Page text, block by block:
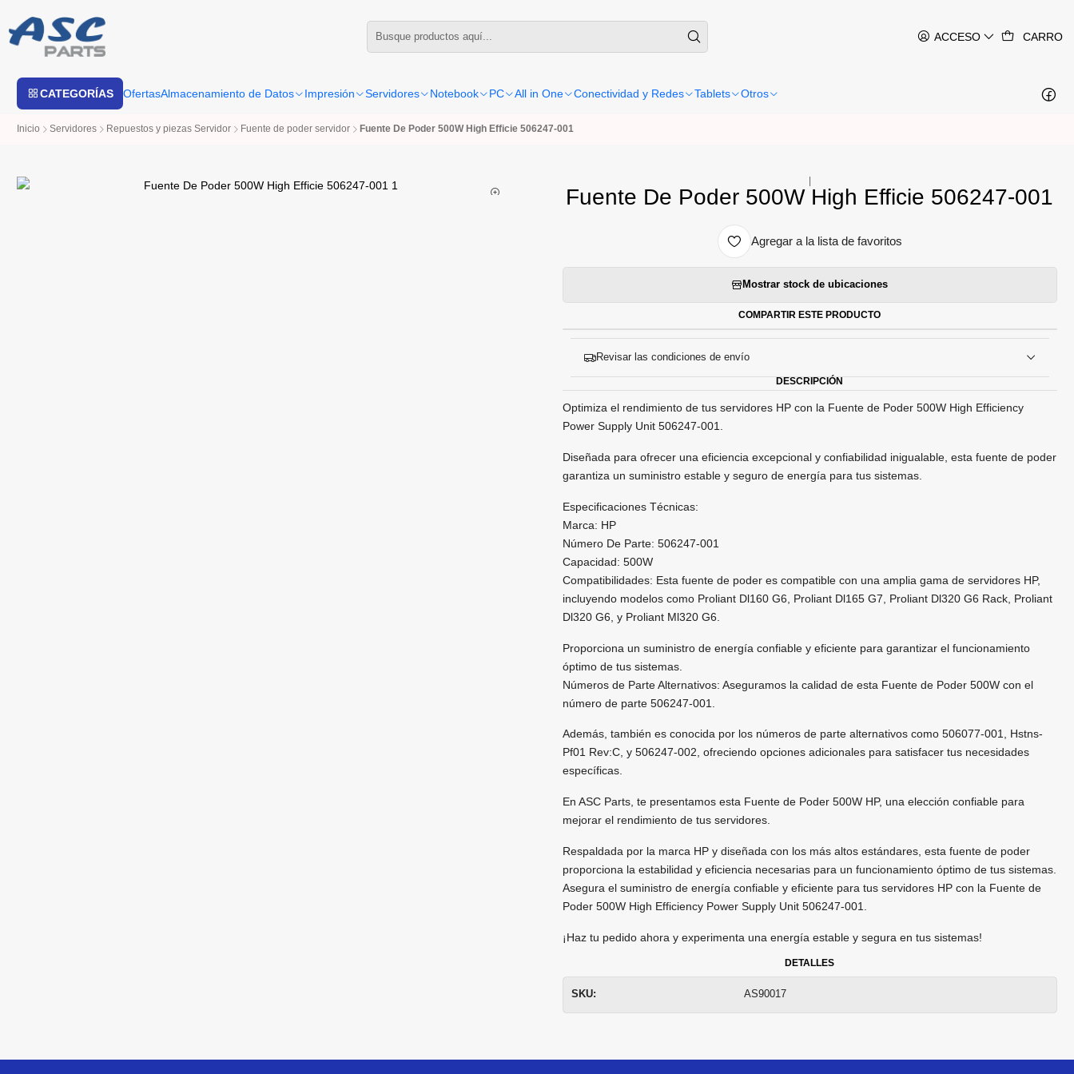
ACCESO CARRO
CATEGORÍAS OfertasAlmacenamiento de Datos Impresión Servidores Notebook PC All in One Conectividad y Redes Tablets Otros
Inicio Servidores Repuestos y piezas Servidor Fuente de poder servidor Fuente De Poder 500W High Efficie 506247-001
Fuente De Poder 500W High Efficie 506247-001
Agregar a la lista de favoritos
Mostrar stock de ubicaciones
COMPARTIR ESTE PRODUCTO
Revisar las condiciones de envío
DESCRIPCIÓN
Optimiza el rendimiento de tus servidores HP con la Fuente de Poder 500W High Efficiency
Power Supply Unit 506247-001.
Diseñada para ofrecer una eficiencia excepcional y confiabilidad inigualable, esta fuente de poder
garantiza un suministro estable y seguro de energía para tus sistemas.
Especificaciones Técnicas:
Marca: HP
Número De Parte: 506247-001
Capacidad: 500W
Compatibilidades: Esta fuente de poder es compatible con una amplia gama de servidores HP,
incluyendo modelos como Proliant Dl160 G6, Proliant Dl165 G7, Proliant Dl320 G6 Rack, Proliant
Dl320 G6, y Proliant Ml320 G6.
Proporciona un suministro de energía confiable y eficiente para garantizar el funcionamiento
óptimo de tus sistemas.
Números de Parte Alternativos: Aseguramos la calidad de esta Fuente de Poder 500W con el
número de parte 506247-001.
Además, también es conocida por los números de parte alternativos como 506077-001, Hstns-
Pf01 Rev:C, y 506247-002, ofreciendo opciones adicionales para satisfacer tus necesidades
específicas.
En ASC Parts, te presentamos esta Fuente de Poder 500W HP, una elección confiable para
mejorar el rendimiento de tus servidores.
Respaldada por la marca HP y diseñada con los más altos estándares, esta fuente de poder
proporciona la estabilidad y eficiencia necesarias para un funcionamiento óptimo de tus sistemas.
Asegura el suministro de energía confiable y eficiente para tus servidores HP con la Fuente de
Poder 500W High Efficiency Power Supply Unit 506247-001.
¡Haz tu pedido ahora y experimenta una energía estable y segura en tus sistemas!
DETALLES
SKU: AS90017